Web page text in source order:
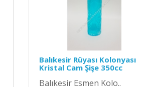
Balıkesir Rüyası Kolonyası
Kristal Cam Şişe 350cc
Balıkesir Esmen Kolo..